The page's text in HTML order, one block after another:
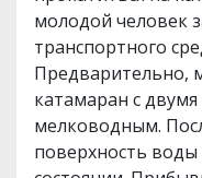
молодой человек
транспортного
Предварительно,
катамаран с
мелководным.
поверхность воды